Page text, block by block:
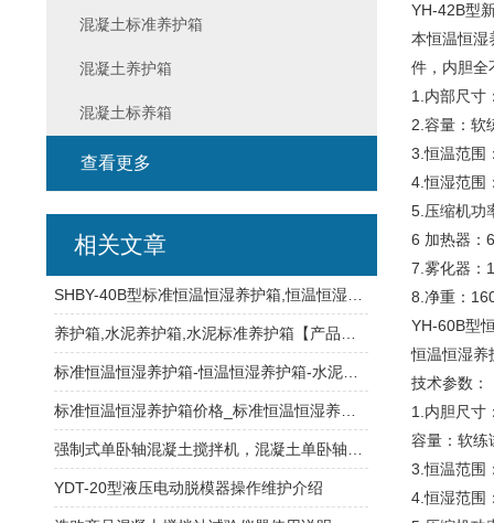
YH-42B型
本恒温恒湿
件，内胆全
1.内部尺寸
2.容量：软
3.恒温范
4.恒湿范围
5.压缩机功
6 加热器：
7.雾化器：
8.净重：
YH-60B型
恒温恒湿养
技术参数：
1.内胆尺寸
容量：软练
3.恒温范
4.恒湿范围
混凝土标准养护箱
混凝土养护箱
混凝土标养箱
查看更多
相关文章
YDT-20型液压电动脱模器操作维护介绍